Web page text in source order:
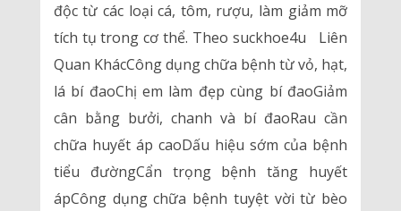
độc từ các loại cá, tôm, rượu, làm giảm mỡ
tích tụ trong cơ thể. Theo suckhoe4u Liên
Quan KhácCông dụng chữa bệnh từ vỏ, hạt,
lá bí đaoChị em làm đẹp cùng bí đaoGiảm
cân bằng bưởi, chanh và bí đaoRau cần
chữa huyết áp caoDấu hiệu sớm của bệnh
tiểu đườngCẩn trọng bệnh tăng huyết
ápCông dụng chữa bệnh tuyệt vời từ bèo